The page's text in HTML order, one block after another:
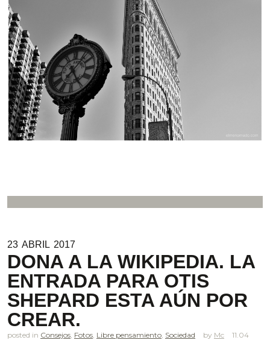
23 ABRIL 2017
DONA A LA WIKIPEDIA. LA
ENTRADA PARA OTIS
SHEPARD ESTA AÚN POR
CREAR.
posted in Consejos Fotos Libre pensamiento Sociedad Mc
11.04